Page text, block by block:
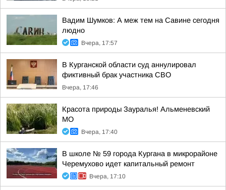
Вадим Шумков: А меж тем на Савине сегодня
людно
Вчера, 17:57
В Курганской области суд аннулировал
фиктивный брак участника СВО
Вчера, 17:46
Красота природы Зауралья! Альменевский
МО
Вчера, 17:40
В школе № 59 города Кургана в микрорайоне
Черемухово идет капитальный ремонт
Вчера, 17:10